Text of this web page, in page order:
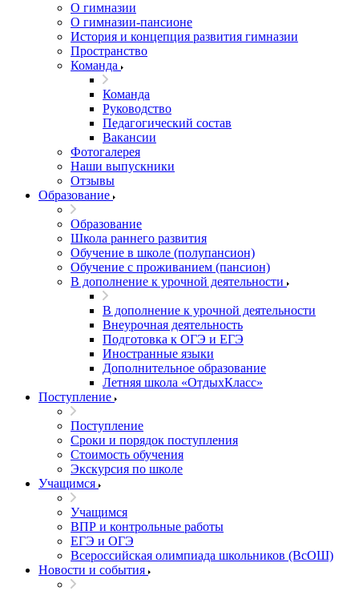
О гимназии
О гимназии-пансионе
История и концепция развития гимназии
Пространство
Команда
Команда
Руководство
Педагогический состав
Вакансии
Фотогалерея
Наши выпускники
Отзывы
Образование
Образование
Школа раннего развития
Обучение в школе (полупансион)
Обучение с проживанием (пансион)
В дополнение к урочной деятельности
В дополнение к урочной деятельности
Внеурочная деятельность
Подготовка к ОГЭ и ЕГЭ
Иностранные языки
Дополнительное образование
Летняя школа «ОтдыхКласс»
Поступление
Поступление
Сроки и порядок поступления
Стоимость обучения
Экскурсия по школе
Учащимся
Учащимся
ВПР и контрольные работы
ЕГЭ и ОГЭ
Всероссийская олимпиада школьников (ВсОШ)
Новости и события